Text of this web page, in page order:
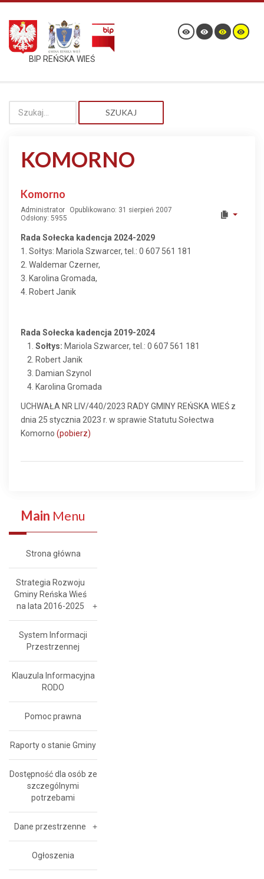
BIP REŃSKA WIEŚ
SZUKAJ
KOMORNO
Komorno
Administrator
Opublikowano: 31 sierpień 2007
Odsłony: 5955
Rada Sołecka kadencja 2024-2029
1. Sołtys: Mariola Szwarcer, tel.: 0 607 561 181
2. Waldemar Czerner,
3. Karolina Gromada,
4. Robert Janik
Rada Sołecka kadencja 2019-2024
Sołtys: Mariola Szwarcer, tel.: 0 607 561 181
Robert Janik
Damian Szynol
Karolina Gromada
UCHWAŁA NR LIV/440/2023 RADY GMINY REŃSKA WIEŚ z
dnia 25 stycznia 2023 r. w sprawie Statutu Sołectwa
Komorno (pobierz)
Main Menu
Strona główna
Strategia Rozwoju
Gminy Reńska Wieś
na lata 2016-2025
System Informacji
Przestrzennej
Klauzula Informacyjna
RODO
Pomoc prawna
Raporty o stanie Gminy
Dostępność dla osób ze
szczególnymi
potrzebami
Dane przestrzenne
Ogłoszenia